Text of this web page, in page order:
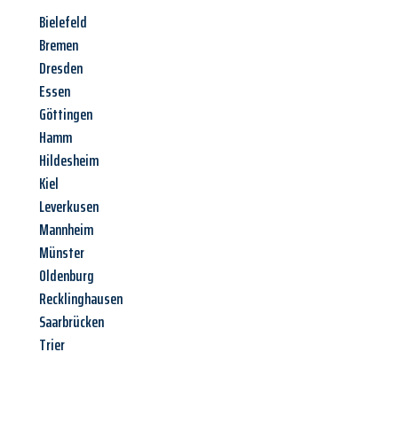
Bielefeld
Bremen
Dresden
Essen
Göttingen
Hamm
Hildesheim
Kiel
Leverkusen
Mannheim
Münster
Oldenburg
Recklinghausen
Saarbrücken
Trier